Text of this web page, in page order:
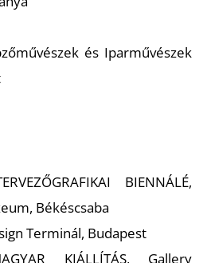
és Iparművészek
BIENNÁLÉ,
Békéscsaba
Terminál, Budapest
KIÁLLÍTÁS, Gallery